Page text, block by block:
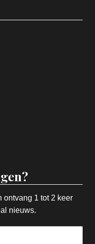
ontvang 1 tot 2 keer
nieuws.